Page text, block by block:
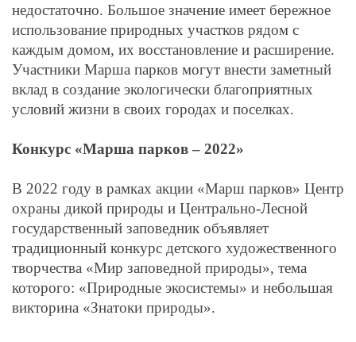
недостаточно. Большое значение имеет бережное
использование природных участков рядом с
каждым домом, их восстановление и расширение.
Участники Марша парков могут внести заметный
вклад в создание экологически благоприятных
условий жизни в своих городах и поселках.
Конкурс «Марша парков – 2022»
В 2022 году в рамках акции «Марш парков» Центр
охраны дикой природы и Центрально-Лесной
государственный заповедник объявляет
традиционный конкурс детского художественного
творчества «Мир заповедной природы», тема
которого: «Природные экосистемы» и небольшая
викторина «Знатоки природы».